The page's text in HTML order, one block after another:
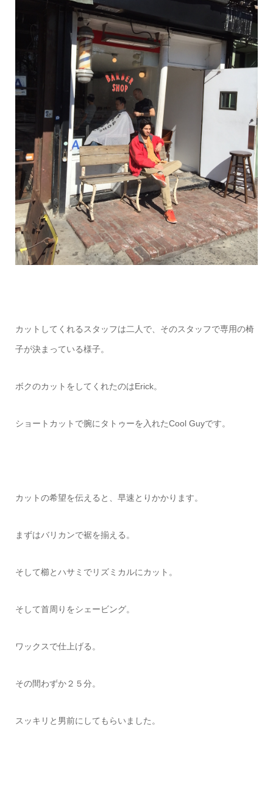
カットしてくれるスタッフは二人で、そのスタッフで専用の椅
子が決まっている様子。
ボクのカットをしてくれたのはErick。
ショートカットで腕にタトゥーを入れたCool Guyです。
カットの希望を伝えると、早速とりかかります。
まずはバリカンで裾を揃える。
そして櫛とハサミでリズミカルにカット。
そして首周りをシェービング。
ワックスで仕上げる。
その間わずか２５分。
スッキリと男前にしてもらいました。